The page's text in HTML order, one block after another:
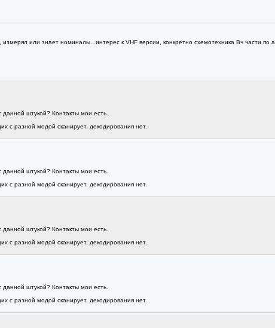
или знает номиналы...интерес к VHF версии, конкретно схемотехника Вч части по
штукой? Контакты мои есть.
с разной модой сканирует, декодирования нет.
штукой? Контакты мои есть.
с разной модой сканирует, декодирования нет.
штукой? Контакты мои есть.
с разной модой сканирует, декодирования нет.
штукой? Контакты мои есть.
с разной модой сканирует, декодирования нет.